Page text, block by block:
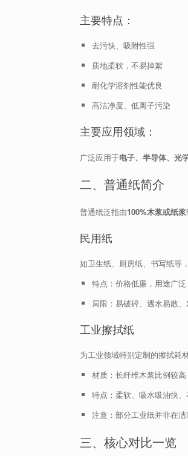
主要特点：
去污快、吸附性强
质地柔软，不易掉絮
耐化学溶剂性能优良
高洁净度、低离子污染
主要应用领域：
广泛应用于电子、半导体、光
二、普通纸简介
普通纸泛指由100%木浆或纸浆
民用纸
如卫生纸、厨房纸、书写纸等
特点：价格低廉，用途广泛
局限：易破碎、遇水易散
工业擦拭纸
为工业领域特别定制的擦拭耗
材质：长纤维木浆比例较高
特点：柔软、吸水吸油快
注意：部分工业纸并非在
三、核心对比一览